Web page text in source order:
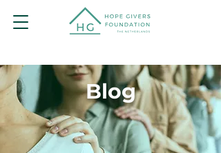
Blog